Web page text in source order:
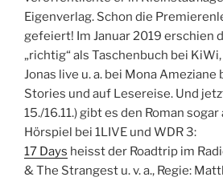
Eigenverlag. Schon die
gefeiert! Im Januar 2019 erschien
„richtig“ als Taschenbuch bei
Jonas live u. a. bei Mona Ameziane
Stories und auf Lesereise. Und
15./16.11.) gibt es den Roman
Hörspiel bei 1LIVE und WDR 3:
17 Days heisst der Roadtrip im
& The Strangest u. v. a., Regie: